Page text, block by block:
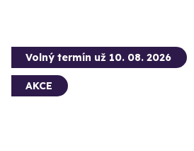
Volný termín už 10. 08. 2026
AKCE